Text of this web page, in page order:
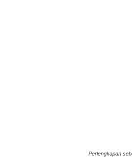
Perlengkapan